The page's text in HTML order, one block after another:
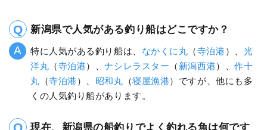
新潟県で人気がある釣り船はどこですか？
特に人気がある釣り船は、 なかくに丸 （寺泊港 ）、 光
洋丸 （寺泊港）、ナシレラスター （ 新潟西港）、作十
丸 （寺泊港 ）、 昭和丸 （寝屋漁港）ですが、他にも多
くの人気釣り船があります。
現在、新潟県の船釣りでよく釣れる魚は何です